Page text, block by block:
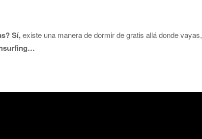
Sí,existe una manera de dormir de gratis allá donde vayas,